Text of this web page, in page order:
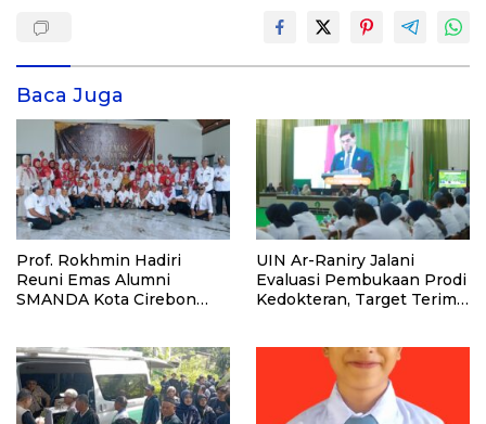
Baca Juga
Prof. Rokhmin Hadiri
Reuni Emas Alumni
SMANDA Kota Cirebon
UIN Ar-Raniry Jalani
Evaluasi Pembukaan Prodi
Kedokteran, Target Terima